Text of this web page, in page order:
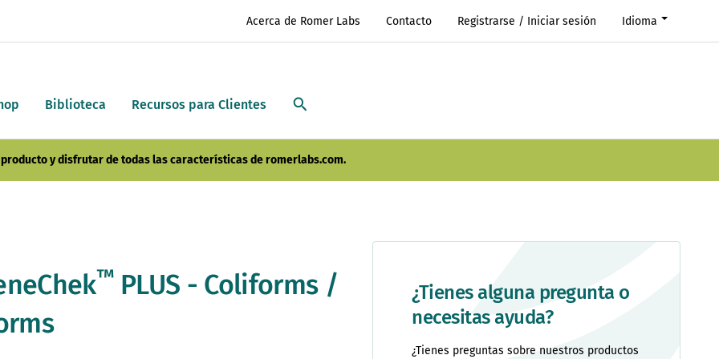
Biblioteca Recursos para Clientes
Acerca de Romer Labs Contacto Registrarse / Iniciar sesión Idioma
y disfrutar de todas las características de romerlabs.com.
™PLUS - Coliforms /
¿Tienes alguna pregunta o
necesitas ayuda?
¿Tienes preguntas sobre nuestros productos